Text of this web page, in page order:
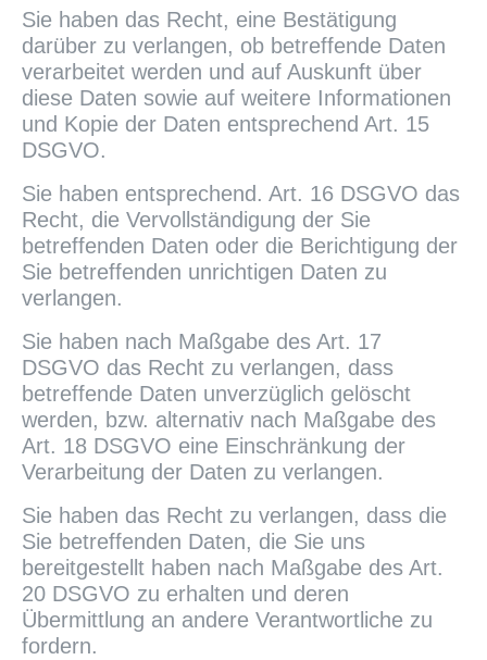
Sie haben das Recht, eine Bestätigung
darüber zu verlangen, ob betreffende Daten
verarbeitet werden und auf Auskunft über
diese Daten sowie auf weitere Informationen
und Kopie der Daten entsprechend Art. 15
DSGVO.
Sie haben entsprechend. Art. 16 DSGVO das
Recht, die Vervollständigung der Sie
betreffenden Daten oder die Berichtigung der
Sie betreffenden unrichtigen Daten zu
verlangen.
Sie haben nach Maßgabe des Art. 17
DSGVO das Recht zu verlangen, dass
betreffende Daten unverzüglich gelöscht
werden, bzw. alternativ nach Maßgabe des
Art. 18 DSGVO eine Einschränkung der
Verarbeitung der Daten zu verlangen.
Sie haben das Recht zu verlangen, dass die
Sie betreffenden Daten, die Sie uns
bereitgestellt haben nach Maßgabe des Art.
20 DSGVO zu erhalten und deren
Übermittlung an andere Verantwortliche zu
fordern.